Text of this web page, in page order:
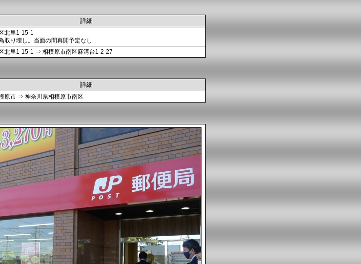
詳細
北里1-15-1
取り壊し。当面の間再開予定なし
北里1-15-1 ⇒ 相模原市南区麻溝台1-2-27
詳細
原市 ⇒ 神奈川県相模原市南区